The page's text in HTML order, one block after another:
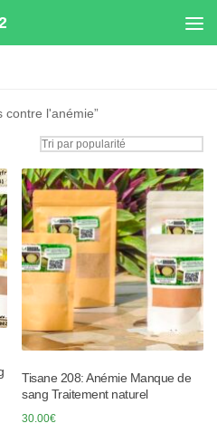
contre l'anémie”
Tisane 208: Anémie Manque de
sang Traitement naturel
30.00€